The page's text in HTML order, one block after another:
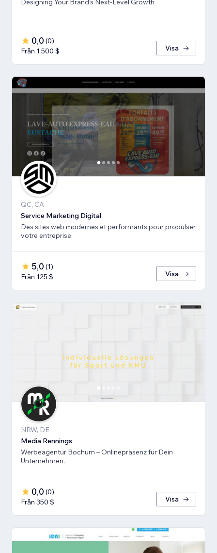
Designing Your Brand’s Next-Level Growth
0,0 (0)
Från 1 500 $
Visa
QC, CA
Service Marketing Digital
Des sites web modernes et performants pour propulser
votre entreprise.
5,0 (1)
Från 125 $
Visa
NRW, DE
Media Rennings
Werbeagentur Bochum – Onlinepräsenz für Dein
Unternehmen.
0,0 (0)
Från 350 $
Visa